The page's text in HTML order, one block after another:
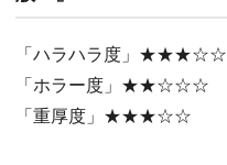
「ハラハラ度」★★★☆☆
「ホラー度」★★☆☆☆
「重厚度」★★★☆☆